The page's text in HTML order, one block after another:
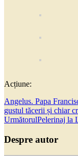
Acțiune:
Angelus. Papa
gustul tăcerii și chiar
UrmătorulPelerinaj la
Despre autor